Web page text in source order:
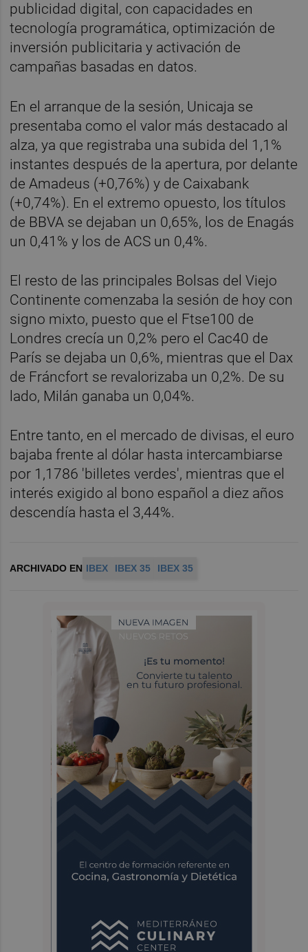
publicidad digital, con capacidades en
tecnología programática, optimización de
inversión publicitaria y activación de
campañas basadas en datos.
En el arranque de la sesión, Unicaja se
presentaba como el valor más destacado al
alza, ya que registraba una subida del 1,1%
instantes después de la apertura, por delante
de Amadeus (+0,76%) y de Caixabank
(+0,74%). En el extremo opuesto, los títulos
de BBVA se dejaban un 0,65%, los de Enagás
un 0,41% y los de ACS un 0,4%.
El resto de las principales Bolsas del Viejo
Continente comenzaba la sesión de hoy con
signo mixto, puesto que el Ftse100 de
Londres crecía un 0,2% pero el Cac40 de
París se dejaba un 0,6%, mientras que el Dax
de Fráncfort se revalorizaba un 0,2%. De su
lado, Milán ganaba un 0,04%.
Entre tanto, en el mercado de divisas, el euro
bajaba frente al dólar hasta intercambiarse
por 1,1786 'billetes verdes', mientras que el
interés exigido al bono español a diez años
descendía hasta el 3,44%.
ARCHIVADO EN IBEX IBEX 35 IBEX 35